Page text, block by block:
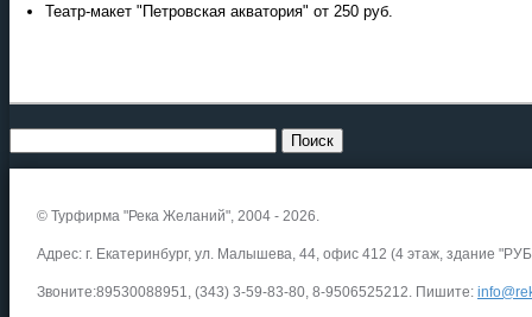
Театр-макет "Петровская акватория" от 250 руб.
© Турфирма "Река Желаний", 2004 - 2026.
Адрес: г. Екатеринбург, ул. Малышева, 44, офис 412 (4 этаж, здание
Звоните:89530088951, (343) 3-59-83-80, 8-9506525212. Пишите: